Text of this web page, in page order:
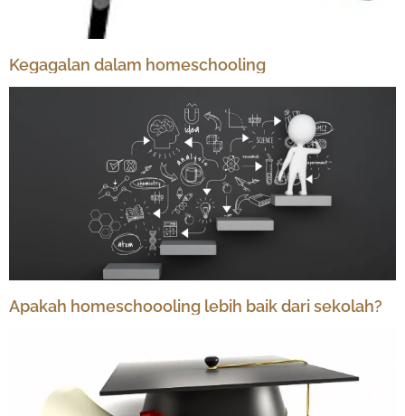
Kegagalan dalam homeschooling
Apakah homeschoooling lebih baik dari sekolah?